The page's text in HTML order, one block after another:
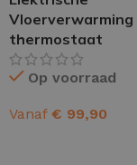
Vloerverwarming
thermostaat
Op voorraad
Vanaf € 99,90